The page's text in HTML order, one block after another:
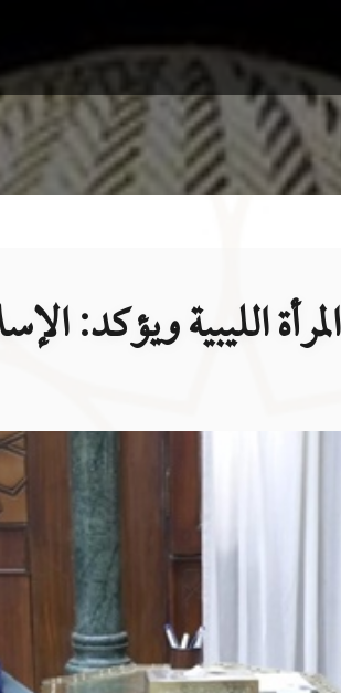
الليبية ويؤكد: